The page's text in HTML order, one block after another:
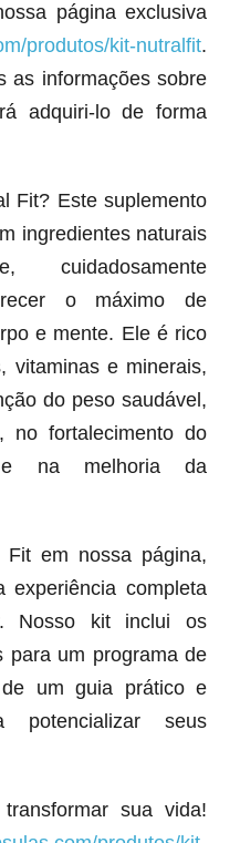
página exclusiva
produtos/kit-nutralfit.
as informações sobre
adquiri-lo de forma
Fit? Este suplemento
ingredientes naturais
o máximo de
e mente. Ele é rico
vitaminas e minerais,
do peso saudável,
no fortalecimento do
e na melhoria da
em nossa página,
completa
Nosso kit inclui os
para um programa de
um guia prático e
potencializar seus
sua vida!